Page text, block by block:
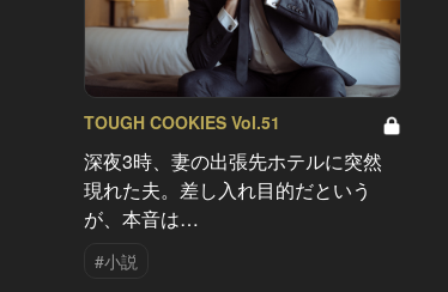
TOUGH COOKIES Vol.51
深夜3時、妻の出張先ホテルに突然
現れた夫。差し入れ目的だという
が、本音は…
#小説